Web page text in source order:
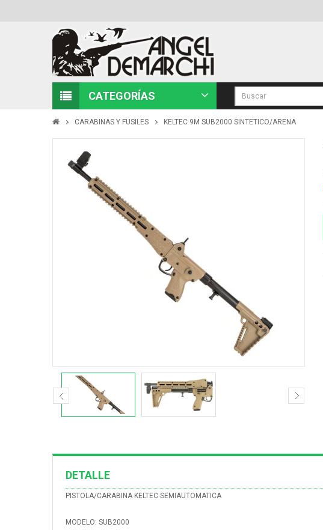
CATEGORÍAS
CARABINAS Y FUSILES KELTEC 9M SUB2000 SINTETICO/ARENA
DETALLE
PISTOLA/CARABINA KELTEC SEMIAUTOMATICA
MODELO: SUB2000